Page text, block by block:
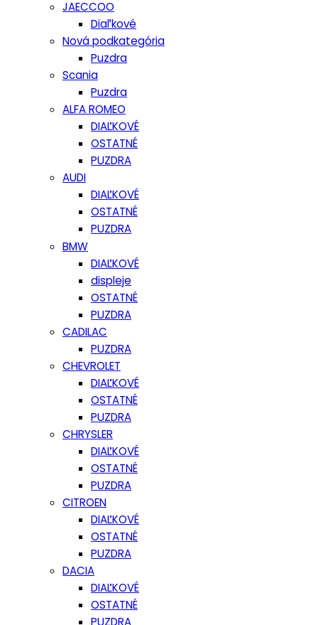
JAECCOO
Diaľkové
Nová podkategória
Puzdra
Scania
Puzdra
ALFA ROMEO
DIAĽKOVÉ
OSTATNÉ
PUZDRA
AUDI
DIAĽKOVÉ
OSTATNÉ
PUZDRA
BMW
DIAĽKOVÉ
displeje
OSTATNÉ
PUZDRA
CADILAC
PUZDRA
CHEVROLET
DIAĽKOVÉ
OSTATNÉ
PUZDRA
CHRYSLER
DIAĽKOVÉ
OSTATNÉ
PUZDRA
CITROEN
DIAĽKOVÉ
OSTATNÉ
PUZDRA
DACIA
DIAĽKOVÉ
OSTATNÉ
PUZDRA